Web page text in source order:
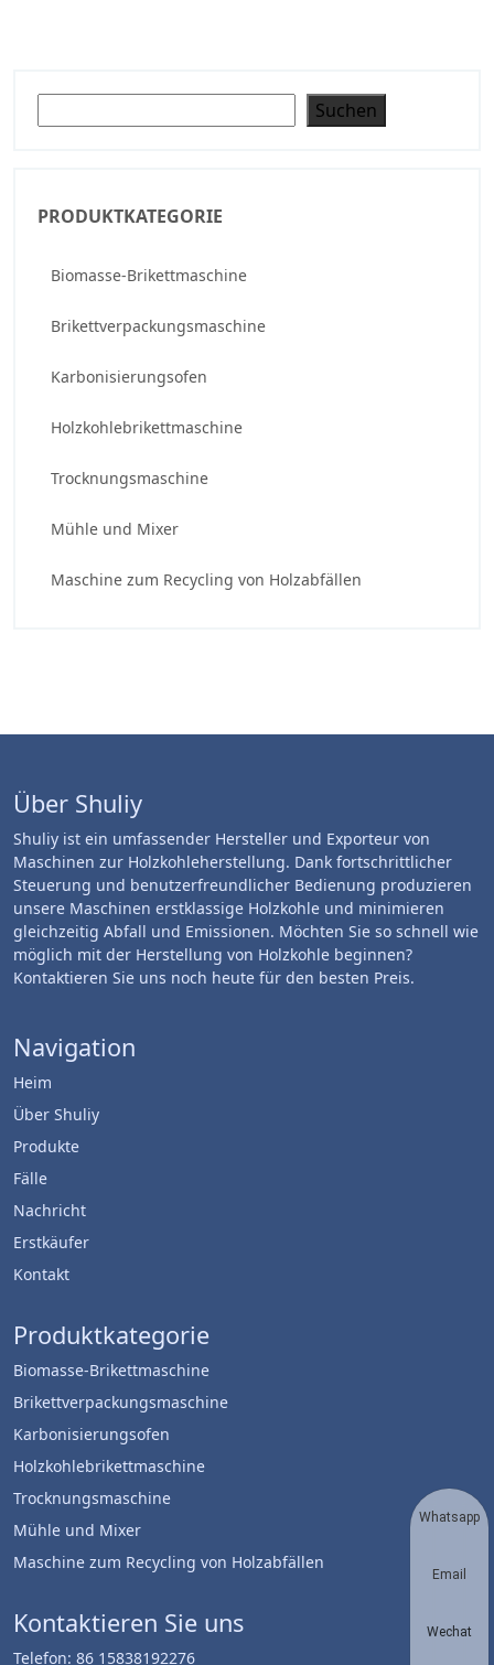
Suchen
PRODUKTKATEGORIE
Biomasse-Brikettmaschine
Brikettverpackungsmaschine
Karbonisierungsofen
Holzkohlebrikettmaschine
Trocknungsmaschine
Mühle und Mixer
Maschine zum Recycling von Holzabfällen
Über Shuliy
Shuliy ist ein umfassender Hersteller und Exporteur von
Maschinen zur Holzkohleherstellung. Dank fortschrittlicher
Steuerung und benutzerfreundlicher Bedienung produzieren
unsere Maschinen erstklassige Holzkohle und minimieren
gleichzeitig Abfall und Emissionen. Möchten Sie so schnell wie
möglich mit der Herstellung von Holzkohle beginnen?
Kontaktieren Sie uns noch heute für den besten Preis.
Navigation
Heim
Über Shuliy
Produkte
Fälle
Nachricht
Erstkäufer
Kontakt
Produktkategorie
Biomasse-Brikettmaschine
Brikettverpackungsmaschine
Karbonisierungsofen
Holzkohlebrikettmaschine
Trocknungsmaschine
Mühle und Mixer
Maschine zum Recycling von Holzabfällen
Kontaktieren Sie uns
Telefon: 86 15838192276
Whatsapp
Email
Wechat